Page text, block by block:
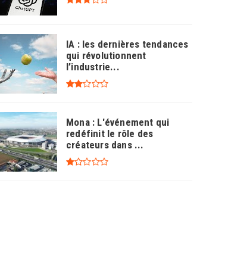
IA : les dernières tendances
qui révolutionnent
l’industrie...
Mona : L'événement qui
redéfinit le rôle des
créateurs dans ...